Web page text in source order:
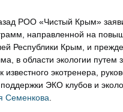
РОО «Чистый Крым»
направленной на
Республики Крым, и
в области экологии путем
известного экотренера,
ЭКО клубов и
Семенкова